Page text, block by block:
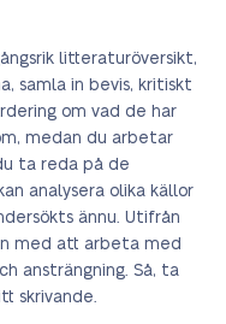
litteraturöversikt,
samla in bevis, kritiskt
om vad de har
medan du arbetar
ta reda på de
analysera olika källor
ännu. Utifrån
med att arbeta med
ansträngning. Så, ta
skrivande.